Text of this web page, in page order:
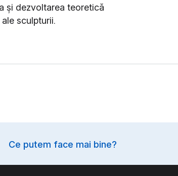
și dezvoltarea teoretică
sculpturii.
Ce putem face mai bine?